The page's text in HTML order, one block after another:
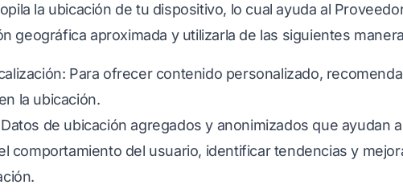
la ubicación de tu dispositivo, lo cual ayuda al
geográfica aproximada y utilizarla de las siguientes
Para ofrecer contenido personalizado,
la ubicación.
de ubicación agregados y anonimizados que ayudan
comportamiento del usuario, identificar tendencias y